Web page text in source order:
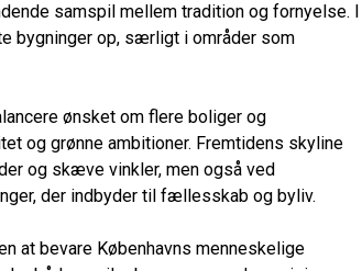
samspil mellem tradition og fornyelse. I
bygninger op, særligt i områder som
ønsket om flere boliger og
og grønne ambitioner. Fremtidens skyline
og skæve vinkler, men også ved
der indbyder til fællesskab og byliv.
at bevare Københavns menneskelige